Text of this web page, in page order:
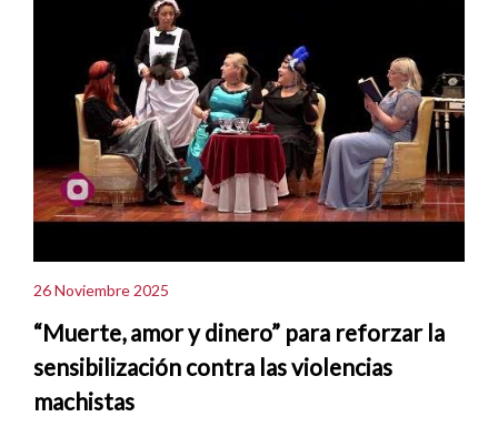
26 Noviembre 2025
“Muerte, amor y dinero” para reforzar la
sensibilización contra las violencias
machistas